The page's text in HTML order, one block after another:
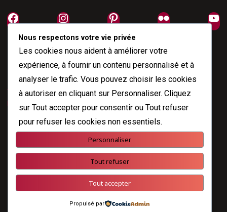
FacebookInstagramPinterest Flickr
À propos
Me joindre
Propulsé parEsotera&WordPress.
©2026 Nicole Fodale
Nous respectons votre vie privée
Les cookies nous aident à améliorer votre
expérience, à fournir un contenu personnalisé et à
analyser le trafic. Vous pouvez choisir les cookies
à autoriser en cliquant sur Personnaliser. Cliquez
sur Tout accepter pour consentir ou Tout refuser
pour refuser les cookies non essentiels.
Personnaliser
Tout refuser
Tout accepter
Propulsé par